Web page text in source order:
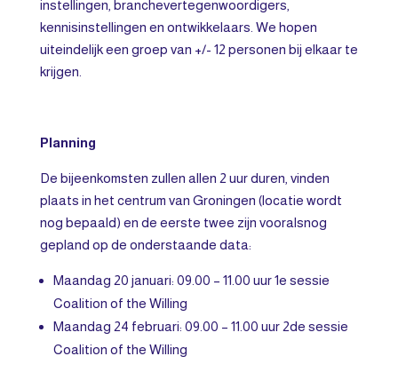
instellingen, branchevertegenwoordigers,
kennisinstellingen en ontwikkelaars. We hopen
uiteindelijk een groep van +/- 12 personen bij elkaar te
krijgen.
Planning
De bijeenkomsten zullen allen 2 uur duren, vinden
plaats in het centrum van Groningen (locatie wordt
nog bepaald) en de eerste twee zijn vooralsnog
gepland op de onderstaande data:
Maandag 20 januari: 09.00 – 11.00 uur 1e sessie
Coalition of the Willing
Maandag 24 februari: 09.00 – 11.00 uur 2de sessie
Coalition of the Willing